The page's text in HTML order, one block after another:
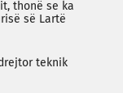
thonë se ka
së Lartë
teknik